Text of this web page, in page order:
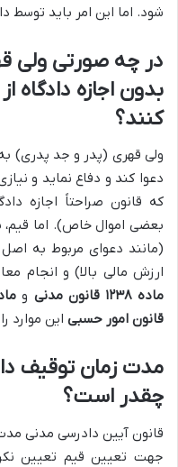
شود. اما این امر باید توسط
در چه صورتی ولی
بدون اجازه دادگاه
کنند؟
ولی قهری (پدر و جد پدری)
دعوا کند و دفاع نماید و
که قانون صراحتاً اجازه
بعضی اموال خاص). اما قیم،
(مانند دعوای مربوط به
ارزش مالی بالا) و انجام
ماده ۱۲۳۸ قانون مدنی
و ماده ۱۲۳۹
قانون امور حسبی این موارد
مدت زمان توقیف
چقدر است؟
قانون آیین دادرسی مدنی
جهت تعیین قیم تعیین